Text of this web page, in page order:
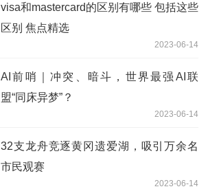
visa和mastercard的区别有哪些 包括这些
区别 焦点精选
2023-06-14
AI前哨｜冲突、暗斗，世界最强AI联
盟“同床异梦”？
2023-06-14
32支龙舟竞逐黄冈遗爱湖，吸引万余名
市民观赛
2023-06-14